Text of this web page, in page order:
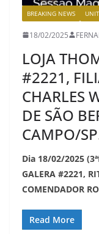
BREAKING NEWS
18/02/2025
LOJA
#2221,
CHARLES
DE SÃO
CAMPO/
Dia 18/02/2025
GALERA #2221,
COMENDADOR
Read More